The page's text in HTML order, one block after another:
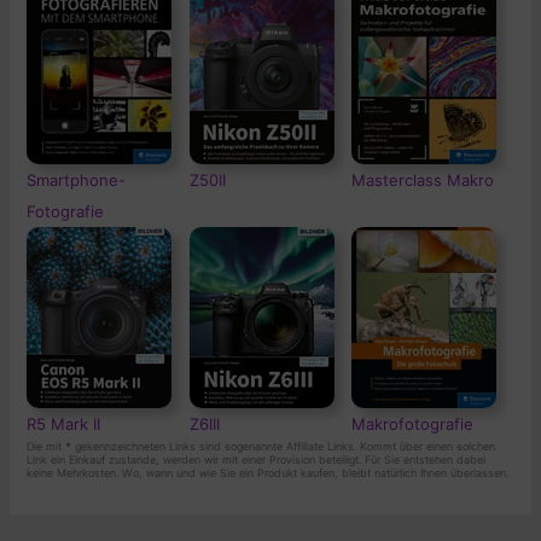
Smartphone-
Fotografie
Z50II Masterclass Makro
R5 Mark II Z6III Makrofotografie
Die mit * gekennzeichneten Links sind sogenannte Affiliate Links. Kommt über einen solchen
Link ein Einkauf zustande, werden wir mit einer Provision beteiligt. Für Sie entstehen dabei
keine Mehrkosten. Wo, wann und wie Sie ein Produkt kaufen, bleibt natürlich Ihnen überlassen.